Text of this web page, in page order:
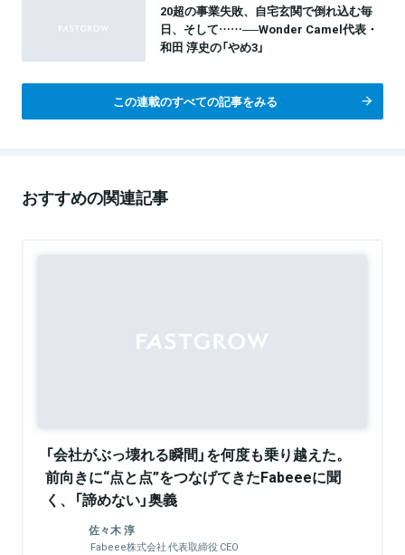
20超の事業失敗、自宅玄関で倒れ込む毎
日、そして……──Wonder Camel代表・
和田 淳史の「やめ3」
この連載のすべての記事をみる
おすすめの関連記事
「会社がぶっ壊れる瞬間」を何度も乗り越えた。
前向きに“点と点”をつなげてきたFabeeeに聞
く、「諦めない」奥義
佐々木 淳
Fabeee株式会社 代表取締役 CEO